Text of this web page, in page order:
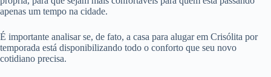
apenas um tempo na cidade.
É importante analisar se, de fato, a casa para alugar em Crisólita por
temporada está disponibilizando todo o conforto que seu novo
cotidiano precisa.